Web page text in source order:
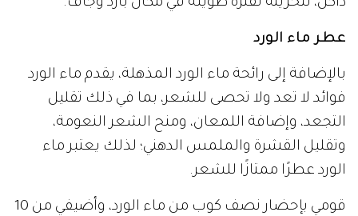
داكن، لتخزينه لفترة طويلة في مكان بارد وجاف.
عطر ماء الورد
بالإضافة إلى رائحة ماء الورد المذهلة، يقدم ماء الورد
فوائد لا تعد ولا تحصى للشعر، بما في ذلك تقليل
التجعد، وإضافة اللمعان، ومنح الشعر النعومة،
وتقليل القشرة والملمس الدهني؛ لذلك يعتبر ماء
الورد عطرًا ممتازًا للشعر.
قومي بإحضار نصف كوب من ماء الورد، وأضيفي من 10